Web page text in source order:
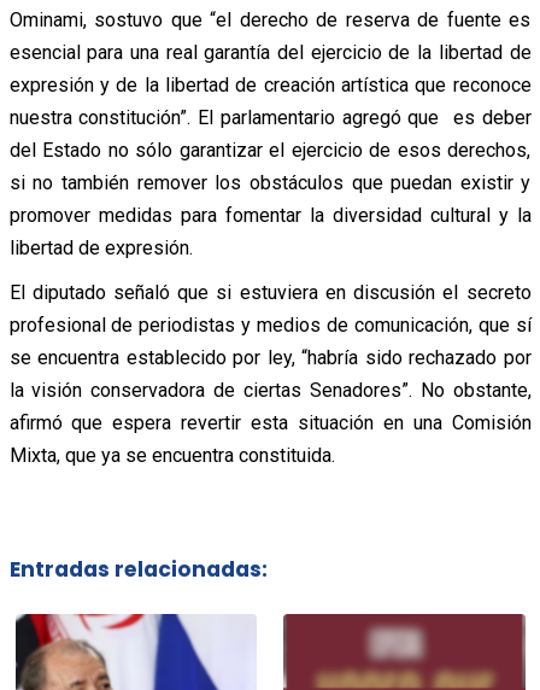
Ominami, sostuvo que “el derecho de reserva de fuente es
esencial para una real garantía del ejercicio de la libertad de
expresión y de la libertad de creación artística que reconoce
nuestra constitución”. El parlamentario agregó que es deber
del Estado no sólo garantizar el ejercicio de esos derechos,
si no también remover los obstáculos que puedan existir y
promover medidas para fomentar la diversidad cultural y la
libertad de expresión.
El diputado señaló que si estuviera en discusión el secreto
profesional de periodistas y medios de comunicación, que sí
se encuentra establecido por ley, “habría sido rechazado por
la visión conservadora de ciertas Senadores”. No obstante,
afirmó que espera revertir esta situación en una Comisión
Mixta, que ya se encuentra constituida.
Entradas relacionadas: